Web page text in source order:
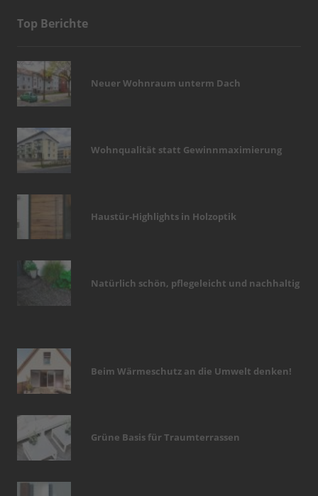
Top Berichte
Neuer Wohnraum unterm Dach
Wohnqualität statt Gewinnmaximierung
Haustür-Highlights in Holzoptik
Natürlich schön, pflegeleicht und nachhaltig
Beim Wärmeschutz an die Umwelt denken!
Grüne Basis für Traumterrassen